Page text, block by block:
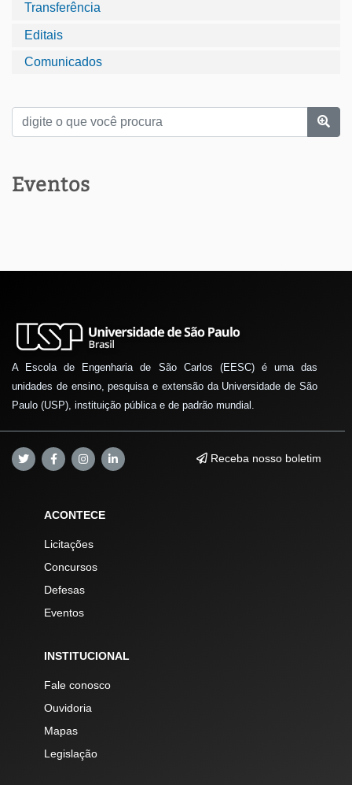
Transferência
Editais
Comunicados
Eventos
A Escola de Engenharia de São Carlos (EESC) é uma das
unidades de ensino, pesquisa e extensão da Universidade de São
Paulo (USP), instituição pública e de padrão mundial.
Receba nosso boletim
ACONTECE
Licitações
Concursos
Defesas
Eventos
INSTITUCIONAL
Fale conosco
Ouvidoria
Mapas
Legislação